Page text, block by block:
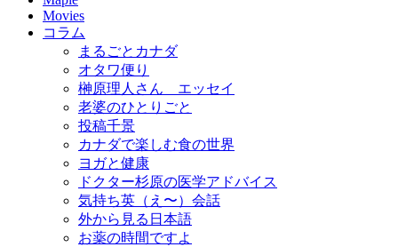
Movies
コラム
まるごとカナダ
オタワ便り
榊原理人さん エッセイ
老婆のひとりごと
投稿千景
カナダで楽しむ食の世界
ヨガと健康
ドクター杉原の医学アドバイス
気持ち英（え〜）会話
外から見る日本語
お薬の時間ですよ